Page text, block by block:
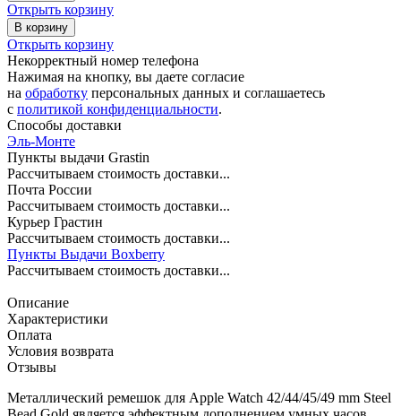
Открыть корзину
В корзину
Открыть корзину
Некорректный номер телефона
Нажимая на кнопку, вы даете согласие
на обработку персональных данных и соглашаетесь
c политикой конфиденциальности.
Способы доставки
Эль-Монте
Пункты выдачи Grastin
Рассчитываем стоимость доставки...
Почта России
Рассчитываем стоимость доставки...
Курьер Грастин
Рассчитываем стоимость доставки...
Пункты Выдачи Boxberry
Рассчитываем стоимость доставки...
Описание
Характеристики
Оплата
Условия возврата
Отзывы
Металлический ремешок для Apple Watch 42/44/45/49 mm Steel